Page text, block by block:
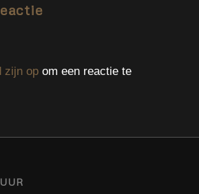
zijn opom een reactie te